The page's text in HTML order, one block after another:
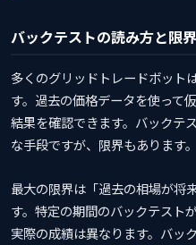
バックテストの読み方と限界
多くのグリッドトレードボット
す。過去の価格データを使って
結果を確認できます。バックテ
な手段ですが、限界もあります。
最大の限界は「過去の相場が将
す。特定の期間のバックテスト
実際の成績は異なります。バッ